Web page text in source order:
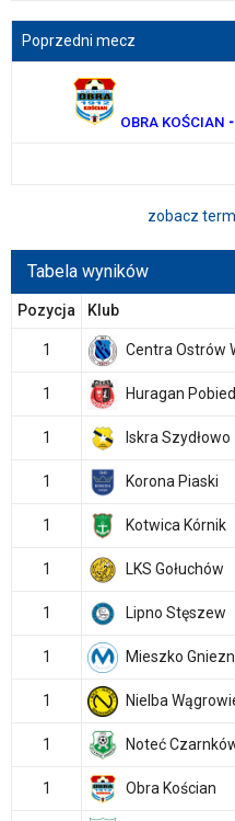
Poprzedni mecz
OBRA KOŚCIAN
zobacz
Tabela wyników
Pozycja Klub
1 Centra Ostrów
1 Huragan
1 Iskra Szydłowo
1 Korona Piaski
1 Kotwica Kórnik
1 LKS Gołuchów
1 Lipno Stęszew
1 Mieszko
1 Nielba
1 Noteć
1 Obra Kościan